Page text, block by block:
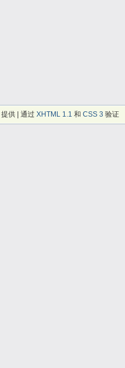
提供 | 通过 XHTML 1.1 和 CSS 3 验证